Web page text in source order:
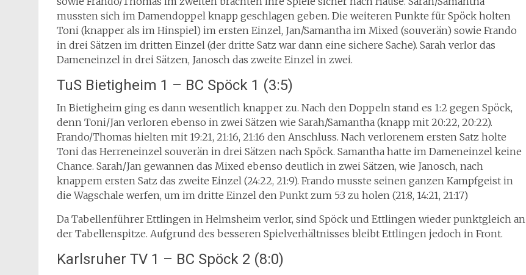
mussten sich im Damendoppel knapp geschlagen geben. Die weiteren Punkte für Spöck holten
Toni (knapper als im Hinspiel) im ersten Einzel, Jan/Samantha im Mixed (souverän) sowie Frando
in drei Sätzen im dritten Einzel (der dritte Satz war dann eine sichere Sache). Sarah verlor das
Dameneinzel in drei Sätzen, Janosch das zweite Einzel in zwei.
TuS Bietigheim 1 – BC Spöck 1 (3:5)
In Bietigheim ging es dann wesentlich knapper zu. Nach den Doppeln stand es 1:2 gegen Spöck,
denn Toni/Jan verloren ebenso in zwei Sätzen wie Sarah/Samantha (knapp mit 20:22, 20:22).
Frando/Thomas hielten mit 19:21, 21:16, 21:16 den Anschluss. Nach verlorenem ersten Satz holte
Toni das Herreneinzel souverän in drei Sätzen nach Spöck. Samantha hatte im Dameneinzel keine
Chance. Sarah/Jan gewannen das Mixed ebenso deutlich in zwei Sätzen, wie Janosch, nach
knappem ersten Satz das zweite Einzel (24:22, 21:9). Frando musste seinen ganzen Kampfgeist in
die Wagschale werfen, um im dritte Einzel den Punkt zum 5:3 zu holen (21:8, 14:21, 21:17)
Da Tabellenführer Ettlingen in Helmsheim verlor, sind Spöck und Ettlingen wieder punktgleich an
der Tabellenspitze. Aufgrund des besseren Spielverhältnisses bleibt Ettlingen jedoch in Front.
Karlsruher TV 1 – BC Spöck 2 (8:0)